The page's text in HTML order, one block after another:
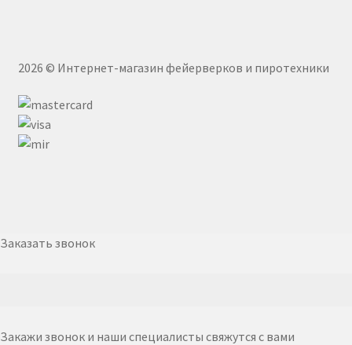
2026 © Интернет-магазин фейерверков и пиротехники
Заказать звонок
Закажи звонок и наши специалисты свяжутся с вами